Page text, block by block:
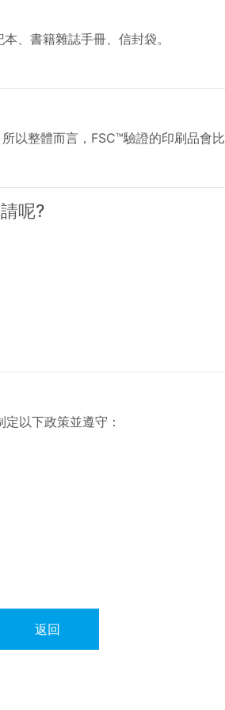
、書籍雜誌手冊、信封袋。
以整體而言，FSC™驗證的印刷品會比
呢?
以下政策並遵守：
返回